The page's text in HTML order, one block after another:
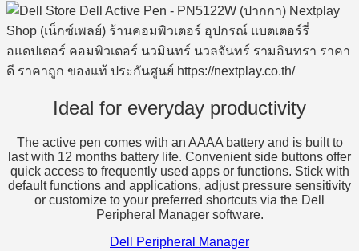
Ideal for everyday productivity
The active pen comes with an AAAA battery and is built to
last with 12 months battery life. Convenient side buttons offer
quick access to frequently used apps or functions. Stick with
default functions and applications, adjust pressure sensitivity
or customize to your preferred shortcuts via the Dell
Peripheral Manager software.
Dell Peripheral Manager